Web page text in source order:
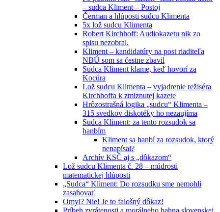
– sudca Kliment – Postoj
Čerman a hlúposti sudcu Klimenta
5x lož sudcu Klimenta
Robert Kirchhoff: Audiokazetu nik zo
spisu nezobral.
Kliment – kandidatúry na post riaditeľa
NBÚ som sa čestne zbavil
Sudca Kliment klame, keď hovorí za
Kocúra
Lož sudcu Klimenta – vyjadrenie režiséra
Kirchhoffa k zmiznutej kazete
Hrôzostrašná logika „sudcu“ Klimenta –
315 svedkov diskotéky ho nezaujíma
Sudca Kliment: za tento rozsudok sa
hanbím
Kliment sa hanbí za rozsudok, ktorý
nenapísal?
Archív KSČ aj s „dôkazom“
Lož sudcu Klimenta č. 28 – múdrosti
matematickej hlúposti
„Sudca“ Kliment: Do rozsudku sme nemohli
zasahovať
Omyl? Nie! Je to falošný dôkaz!
Príbeh zvrátenosti a morálneho bahna slovenskej